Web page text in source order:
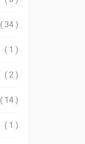
( 34 )
( 1 )
( 2 )
( 14 )
( 1 )